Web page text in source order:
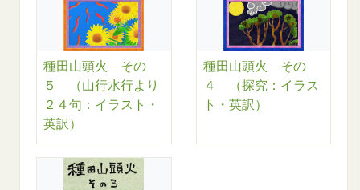
種田山頭火 その
５ （山行水行より
２４句：イラスト・
英訳）
種田山頭火 その
４ （探究：イラス
ト・英訳）